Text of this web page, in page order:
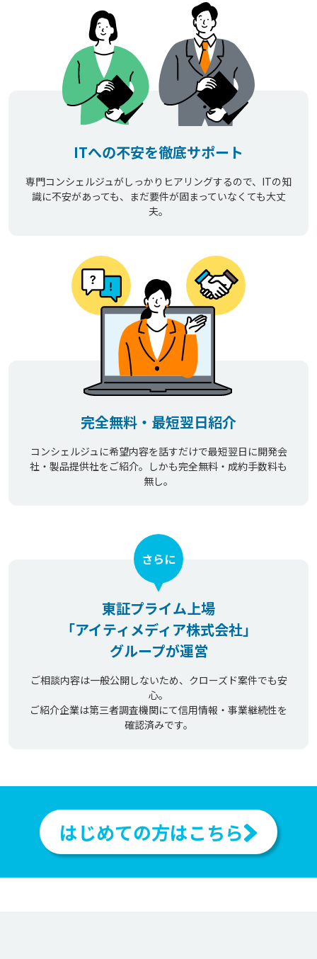
ITへの不安を徹底サポート
専門コンシェルジュがしっかりヒアリングするので、ITの知
識に不安があっても、まだ要件が固まっていなくても大丈
夫。
完全無料・最短翌日紹介
コンシェルジュに希望内容を話すだけで最短翌日に開発会
社・製品提供社をご紹介。しかも完全無料・成約手数料も
無し。
東証プライム上場
「アイティメディア株式会社」
グループが運営
さらに
ご相談内容は一般公開しないため、クローズド案件でも安
心。
ご紹介企業は第三者調査機関にて信用情報・事業継続性を
確認済みです。
はじめての方はこちら